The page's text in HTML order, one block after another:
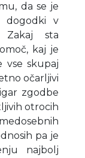
da se je
dogodki v
Zakaj sta
kaj je
vse skupaj
očarljivi
zgodbe
otrocih
pa je
najbolj